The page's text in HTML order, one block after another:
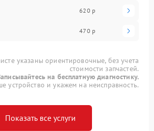
620 р
470 р
указаны ориентировочные, без учета
стоимости запчастей.
на бесплатную диагностику.
устройство и укажем на неисправность.
Показать все услуги